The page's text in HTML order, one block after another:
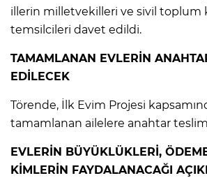
illerin milletvekilleri ve sivil toplum
temsilcileri davet edildi.
TAMAMLANAN EVLERİN
EDİLECEK
Törende, İlk Evim Projesi
tamamlanan ailelere anahtar
EVLERİN BÜYÜKLÜKLERİ,
KİMLERİN FAYDALANACAĞI